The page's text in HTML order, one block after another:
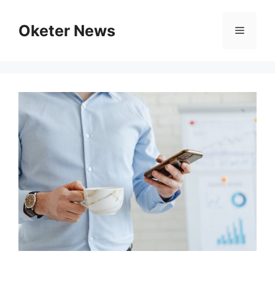
contentOketer News Menu